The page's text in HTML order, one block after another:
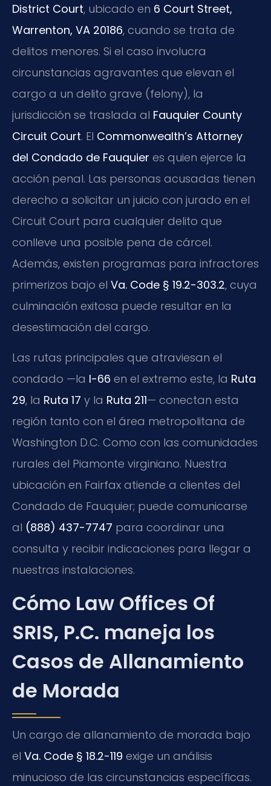
District Court, ubicado en 6 Court Street,
Warrenton, VA 20186, cuando se trata de
delitos menores. Si el caso involucra
circunstancias agravantes que elevan el
cargo a un delito grave (felony), la
jurisdicción se traslada al Fauquier County
Circuit Court. El Commonwealth’s Attorney
del Condado de Fauquier es quien ejerce la
acción penal. Las personas acusadas tienen
derecho a solicitar un juicio con jurado en el
Circuit Court para cualquier delito que
conlleve una posible pena de cárcel.
Además, existen programas para infractores
primerizos bajo el Va. Code § 19.2-303.2, cuya
culminación exitosa puede resultar en la
desestimación del cargo.
Las rutas principales que atraviesan el
condado —la I-66 en el extremo este, la Ruta
29, la Ruta 17 y la Ruta 211— conectan esta
región tanto con el área metropolitana de
Washington D.C. Como con las comunidades
rurales del Piamonte virginiano. Nuestra
ubicación en Fairfax atiende a clientes del
Condado de Fauquier; puede comunicarse
al (888) 437-7747 para coordinar una
consulta y recibir indicaciones para llegar a
nuestras instalaciones.
Cómo Law Offices Of
SRIS, P.C. maneja los
Casos de Allanamiento
de Morada
Un cargo de allanamiento de morada bajo
el Va. Code § 18.2-119 exige un análisis
minucioso de las circunstancias específicas.